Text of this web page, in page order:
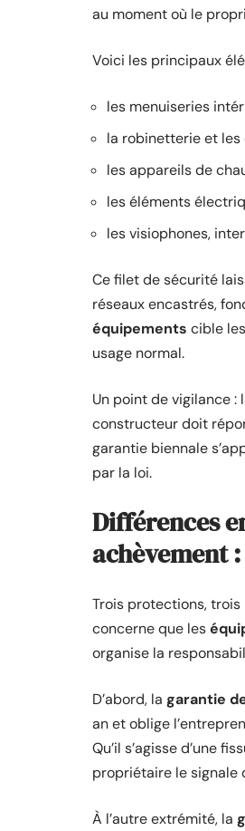
au moment où le
Voici les principaux
les menuiseries
la robinetterie et
les appareils de
les éléments
les visiophones,
Ce filet de sécurité
réseaux encastrés,
équipements cible
usage normal.
Un point de vigilance :
constructeur doit
garantie biennale
par la loi.
Différences
achèvement
Trois protections, trois
concerne que les
organise la
D’abord, la garantie
an et oblige
Qu’il s’agisse d’une
propriétaire le signale
À l’autre extrémité, la